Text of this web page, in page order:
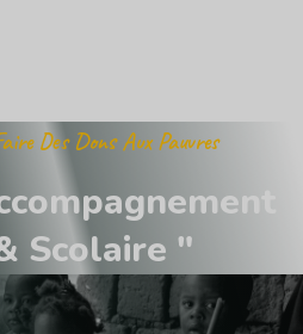
Des Dons Aux Pauvres
compagnemen
Scolaire "